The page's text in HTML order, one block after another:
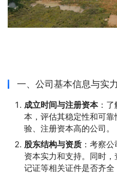
一、公司基本信息与实力
成立时间与注册资本：了
本，评估其稳定性和可
验、注册资本高的公司。
股东结构与资质 ：考察
资本实力和支持。同时
记证等相关证件是否齐